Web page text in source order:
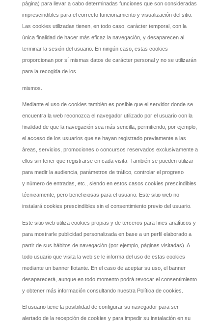
página) para llevar a cabo determinadas funciones que son consideradas
imprescindibles para el correcto funcionamiento y visualización del sitio.
Las cookies utilizadas tienen, en todo caso, carácter temporal, con la
única finalidad de hacer más eficaz la navegación, y desaparecen al
terminar la sesión del usuario. En ningún caso, estas cookies
proporcionan por sí mismas datos de carácter personal y no se utilizarán
para la recogida de los
mismos.
Mediante el uso de cookies también es posible que el servidor donde se
encuentra la web reconozca el navegador utilizado por el usuario con la
finalidad de que la navegación sea más sencilla, permitiendo, por ejemplo,
el acceso de los usuarios que se hayan registrado previamente a las
áreas, servicios, promociones o concursos reservados exclusivamente a
ellos sin tener que registrarse en cada visita. También se pueden utilizar
para medir la audiencia, parámetros de tráfico, controlar el progreso
y número de entradas, etc., siendo en estos casos cookies prescindibles
técnicamente, pero beneficiosas para el usuario. Este sitio web no
instalará cookies prescindibles sin el consentimiento previo del usuario.
Este sitio web utiliza cookies propias y de terceros para fines analíticos y
para mostrarle publicidad personalizada en base a un perfil elaborado a
partir de sus hábitos de navegación (por ejemplo, páginas visitadas). A
todo usuario que visita la web se le informa del uso de estas cookies
mediante un banner flotante. En el caso de aceptar su uso, el banner
desaparecerá, aunque en todo momento podrá revocar el consentimiento
y obtener más información consultando nuestra Política de cookies.
El usuario tiene la posibilidad de configurar su navegador para ser
alertado de la recepción de cookies y para impedir su instalación en su